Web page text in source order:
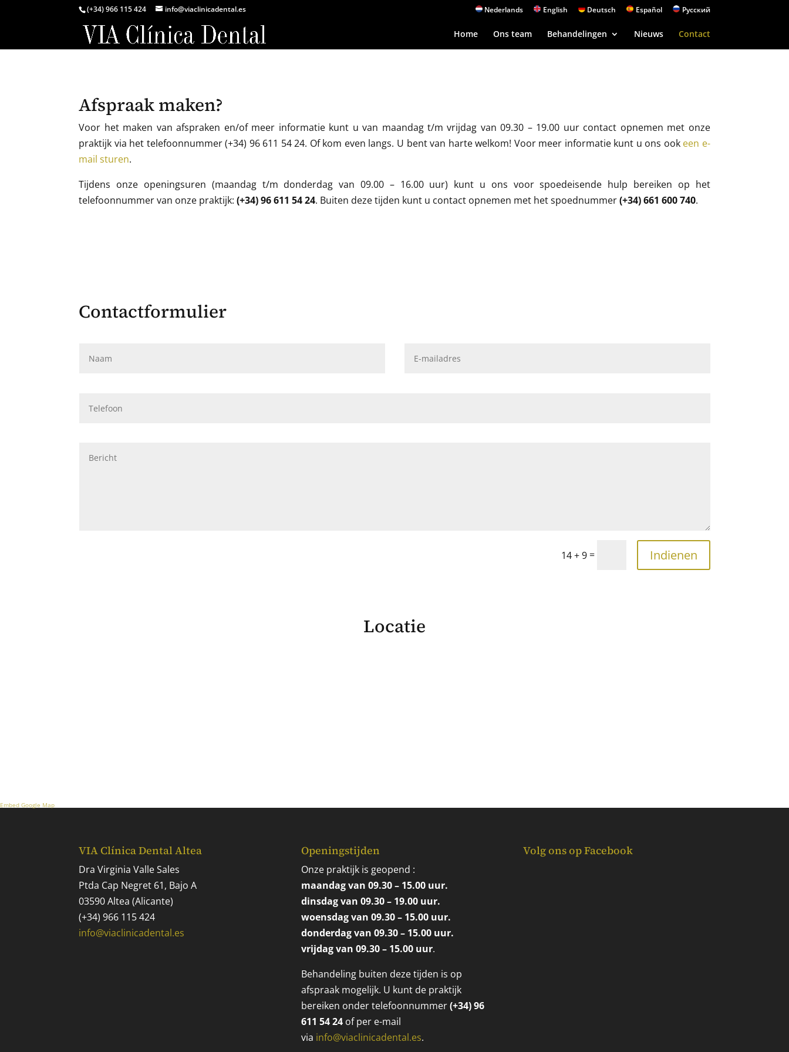
(+34) 966 115 424 info@viaclinicadental.es Nederlands English Deutsch Español Русский
Home Ons team Behandelingen Nieuws Contact
Afspraak maken?
Voor het maken van afspraken en/of meer informatie kunt u van maandag t/m vrijdag van 09.30 – 19.00 uur contact opnemen met onze
praktijk via het telefoonnummer (+34) 96 611 54 24. Of kom even langs. U bent van harte welkom! Voor meer informatie kunt u ons ook een e-
mail sturen.
Tijdens onze openingsuren (maandag t/m donderdag van 09.00 – 16.00 uur) kunt u ons voor spoedeisende hulp bereiken op het
telefoonnummer van onze praktijk:(+34) 96 611 54 24. Buiten deze tijden kunt u contact opnemen met het spoednummer(+34) 661 600 740.
Contactformulier
14 + 9= Indienen
Locatie
Embed Google Map
VIA Clínica Dental Altea
Dra Virginia Valle Sales
Ptda Cap Negret 61, Bajo A
03590 Altea (Alicante)
(+34) 966 115 424
info@viaclinicadental.es
Openingstijden
Onze praktijk is geopend :
maandag van 09.30 – 15.00 uur.
dinsdag van 09.30 – 19.00 uur.
woensdag van 09.30 – 15.00 uur.
donderdag van 09.30 – 15.00 uur.
vrijdag van 09.30 – 15.00 uur.
Behandeling buiten deze tijden is op
afspraak mogelijk. U kunt de praktijk
bereiken onder telefoonnummer(+34) 96
611 54 24of per e-mail
via info@viaclinicadental.es.
Volg ons op Facebook